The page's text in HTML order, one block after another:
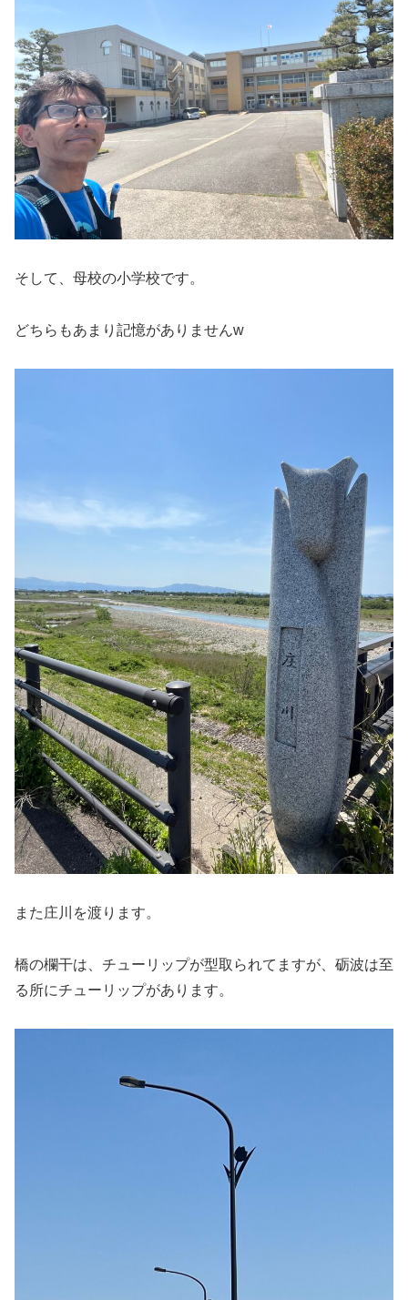
そして、母校の小学校です。
どちらもあまり記憶がありませんw
また庄川を渡ります。
橋の欄干は、チューリップが型取られてますが、砺波は至
る所にチューリップがあります。